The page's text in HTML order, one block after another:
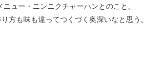
ュー・ニンニクチャーハンとのこと。
方も味も違ってつくづく奥深いなと思う。